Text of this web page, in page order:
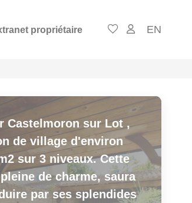
propriétaire EN
Castelmoron sur Lot ,
de village d'environ
sur 3 niveaux. Cette
de charme, saura
par ses splendides